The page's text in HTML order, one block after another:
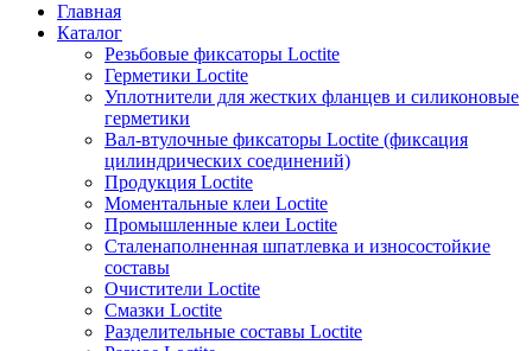
Главная
Каталог
Резьбовые фиксаторы Loctite
Герметики Loctite
Уплотнители для жестких фланцев и силиконовые
герметики
Вал-втулочные фиксаторы Loctite (фиксация
цилиндрических соединений)
Продукция Loctite
Моментальные клеи Loctite
Промышленные клеи Loctite
Сталенаполненная шпатлевка и износостойкие
составы
Очистители Loctite
Смазки Loctite
Разделительные составы Loctite